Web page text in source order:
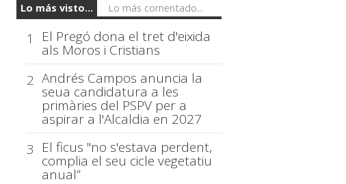
Lo más visto... Lo más comentado...
1 El Pregó dona el tret d'eixida
als Moros i Cristians
2 Andrés Campos anuncia la
seua candidatura a les
primàries del PSPV per a
aspirar a l'Alcaldia en 2027
3 El ficus "no s'estava perdent,
complia el seu cicle vegetatiu
anual”